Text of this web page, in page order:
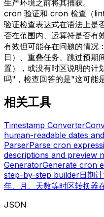
生产环境之前将其捕获。
cron 验证和 cron 检查（
验证检查表达式在语法上是
否在范围内、运算符是否有
有效但可能存在问题的情况
日）、重叠任务、跳过预
置），或没有时区说明的计
吗"，检查回答的是"这可能
相关工具
Timestamp Converter
human-readable dates
ParserParse cron
descriptions and preview
GeneratorGenerate cron
step-by-step builder日期
年、月、天数等时区转换器
JSON